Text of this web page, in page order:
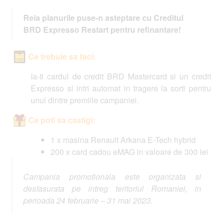
Reia planurile puse-n asteptare cu Creditul
BRD Expresso Restart pentru refinantare!
Ce trebuie sa faci:
Ia-ti cardul de credit BRD Mastercard si un credit
Expresso si intri automat in tragere la sorti pentru
unul dintre premiile campaniei.
Ce poti sa castigi:
1 x masina Renault Arkana E-Tech hybrid
200 x card cadou eMAG in valoare de 300 lei
Campania promotionala este organizata si
desfasurata pe intreg teritoriul Romaniei, in
perioada 24 februarie – 31 mai 2023.